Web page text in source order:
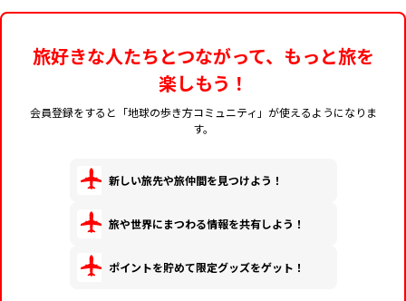
旅好きな人たちとつながって、もっと旅を
楽しもう！
会員登録をすると「地球の歩き方コミュニティ」が使えるようになりま
す。
新しい旅先や旅仲間を見つけよう！
旅や世界にまつわる情報を共有しよう！
ポイントを貯めて限定グッズをゲット！